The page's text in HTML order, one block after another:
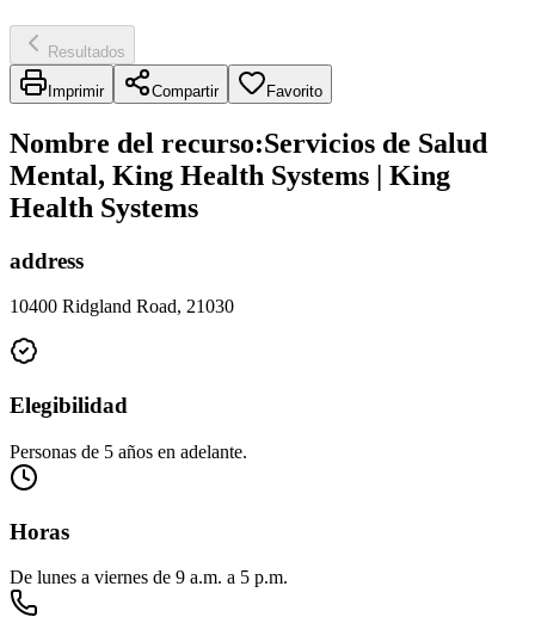
Resultados
Imprimir Compartir Favorito
Nombre del recurso:Servicios de Salud
Mental, King Health Systems | King
Health Systems
address
10400 Ridgland Road, 21030
Elegibilidad
Personas de 5 años en adelante.
Horas
De lunes a viernes de 9 a.m. a 5 p.m.